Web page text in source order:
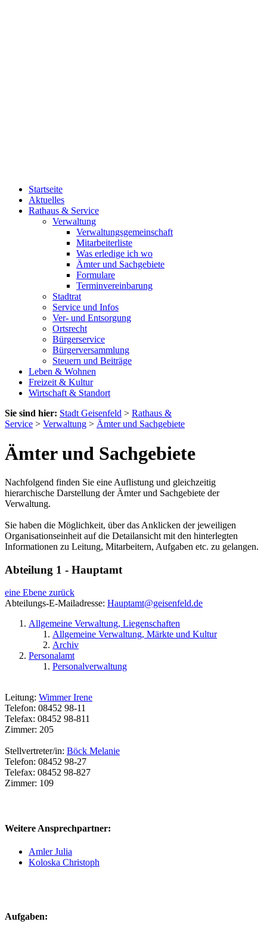
Startseite
Aktuelles
Rathaus & Service
Verwaltung
Verwaltungsgemeinschaft
Mitarbeiterliste
Was erledige ich wo
Ämter und Sachgebiete
Formulare
Terminvereinbarung
Stadtrat
Service und Infos
Ver- und Entsorgung
Ortsrecht
Bürgerservice
Bürgerversammlung
Steuern und Beiträge
Leben & Wohnen
Freizeit & Kultur
Wirtschaft & Standort
Sie sind hier: Stadt Geisenfeld > Rathaus &
Service > Verwaltung > Ämter und Sachgebiete
Ämter und Sachgebiete
Nachfolgend finden Sie eine Auflistung und gleichzeitig
hierarchische Darstellung der Ämter und Sachgebiete der
Verwaltung.
Sie haben die Möglichkeit, über das Anklicken der jeweiligen
Organisationseinheit auf die Detailansicht mit den hinterlegten
Informationen zu Leitung, Mitarbeitern, Aufgaben etc. zu gelangen.
Abteilung 1 - Hauptamt
eine Ebene zurück
Abteilungs-E-Mailadresse: Hauptamt@geisenfeld.de
Allgemeine Verwaltung, Liegenschaften
Allgemeine Verwaltung, Märkte und Kultur
Archiv
Personalamt
Personalverwaltung
Leitung: Wimmer Irene
Telefon: 08452 98-11
Telefax: 08452 98-811
Zimmer: 205
Stellvertreter/in: Böck Melanie
Telefon: 08452 98-27
Telefax: 08452 98-827
Zimmer: 109
Weitere Ansprechpartner:
Amler Julia
Koloska Christoph
Aufgaben: